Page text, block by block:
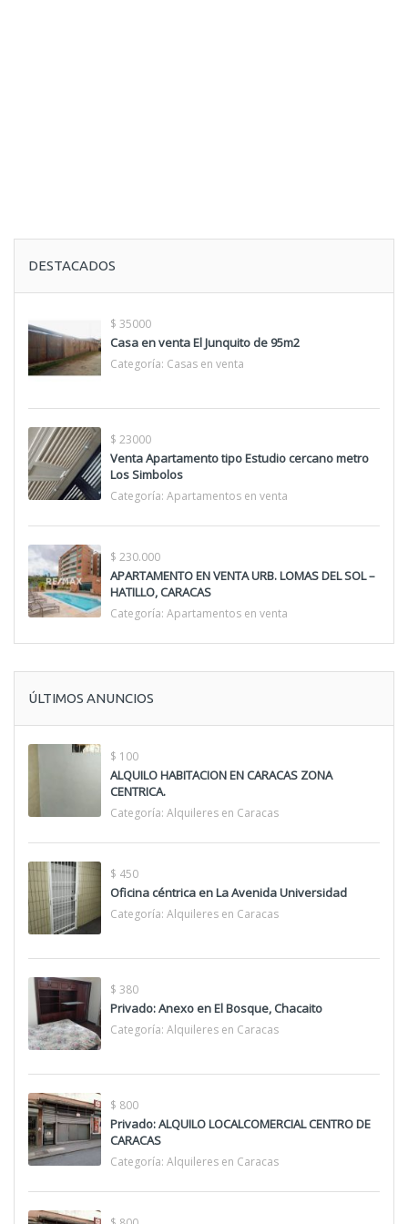
DESTACADOS
$ 35000
Casa en venta El Junquito de 95m2
Categoría: Casas en venta
$ 23000
Venta Apartamento tipo Estudio cercano metro
Los Simbolos
Categoría: Apartamentos en venta
$ 230.000
APARTAMENTO EN VENTA URB. LOMAS DEL SOL –
HATILLO, CARACAS
Categoría: Apartamentos en venta
ÚLTIMOS ANUNCIOS
$ 100
ALQUILO HABITACION EN CARACAS ZONA
CENTRICA.
Categoría: Alquileres en Caracas
$ 450
Oficina céntrica en La Avenida Universidad
Categoría: Alquileres en Caracas
$ 380
Privado: Anexo en El Bosque, Chacaito
Categoría: Alquileres en Caracas
$ 800
Privado: ALQUILO LOCALCOMERCIAL CENTRO DE
CARACAS
Categoría: Alquileres en Caracas